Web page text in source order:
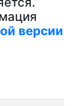
версии